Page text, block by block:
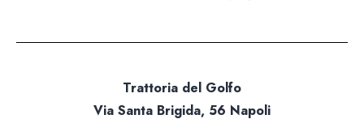
Trattoria del Golfo
Via Santa Brigida, 56 Napoli